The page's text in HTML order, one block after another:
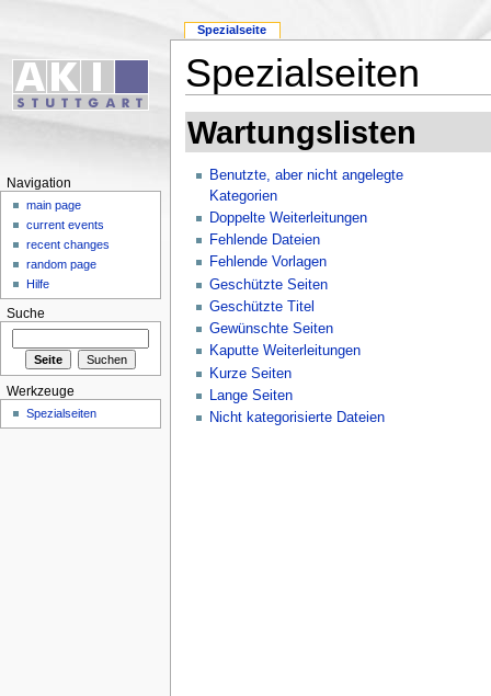
Spezialseiten
Wartungslisten
Benutzte, aber nicht angelegte
Kategorien
Doppelte Weiterleitungen
Fehlende Dateien
Fehlende Vorlagen
Geschützte Seiten
Geschützte Titel
Gewünschte Seiten
Kaputte Weiterleitungen
Kurze Seiten
Lange Seiten
Nicht kategorisierte Dateien
Spezialseite
Navigation
main page
current events
recent changes
random page
Hilfe
Suche
Werkzeuge
Spezialseiten